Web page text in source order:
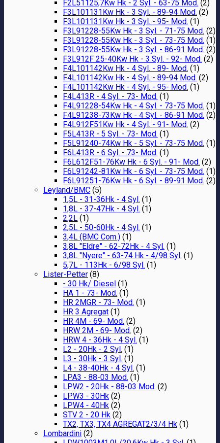
F2L51125,7Kw Hk - 2 Syl. - 63-75 Mod. (2)
F3L101131Kw Hk - 3 Syl. - 89-94 Mod. (2)
F3L101131Kw Hk - 3 Syl. - 95- Mod. (1)
F3L91228-55Kw Hk - 3 Syl. - 71-75 Mod. (2)
F3L91228-55Kw Hk - 3 Syl. - 73-75 Mod. (1)
F3L91228-55Kw Hk - 3 Syl. - 86-91 Mod. (2)
F3L912F 25-40Kw Hk - 3 Syl. - 92- Mod. (2)
F4L101142Kw Hk - 4 Syl. - 89- Mod. (1)
F4L101142Kw Hk - 4 Syl. - 89-94 Mod. (2)
F4L101142Kw Hk - 4 Syl. - 95- Mod. (1)
F4L413R - 4 Syl. - 73- Mod. (1)
F4L91228-54Kw Hk - 4 Syl. - 73-75 Mod. (1)
F4L91238-73Kw Hk - 4 Syl. - 86-91 Mod. (2)
F4L912F51Kw Hk - 4 Syl. - 91- Mod. (2)
F5L413R - 5 Syl. - 73- Mod. (1)
F5L91240-74Kw Hk - 5 Syl. - 73-75 Mod. (1)
F6L413R - 6 Syl. - 73- Mod. (1)
F6L612F51-76Kw Hk - 6 Syl. - 91- Mod. (2)
F6L91242-81Kw Hk - 6 Syl. - 73-75 Mod. (1)
F6L91251-76Kw Hk - 6 Syl. - 89-91 Mod. (2)
Leyland/BMC (5)
1,5L - 31-36Hk - 4 Syl. (1)
1,8L - 37-47Hk - 4 Syl. (1)
2,2L (1)
2,5L - 50-60Hk - 4 Syl. (1)
3,4L (BMC Com.) (1)
3,8L "Eldre" - 62-72Hk - 4 Syl. (1)
3,8L "Nyere" - 63-74 Hk - 4/98 Syl. (1)
5,7L - 113Hk - 6/98 Syl. (1)
Lister-Petter (8)
- 30 Hk/ Diesel (1)
HA 1 - 73- Mod. (1)
HR 2MGR - 73- Mod. (1)
HR 3 Agregat (1)
HR 4M - 69- Mod. (2)
HRW 2M - 69- Mod. (2)
HRW 4 - 36Hk - 4 Syl. (1)
L2 - 20Hk - 2 Syl. (1)
L3 - 30Hk - 3 Syl. (1)
L4 - 38-40Hk - 4 Syl. (1)
LPA3 - 88-03 Mod. (1)
LPW2 - 20Hk - 88-03 Mod. (2)
LPW3 - 30Hk (2)
LPW4 - 40Hk (2)
STV 2 - 20 Hk (2)
TX2, TX3, TX4 AGREGAT2/3/4 Hk (1)
Lombardini (2)